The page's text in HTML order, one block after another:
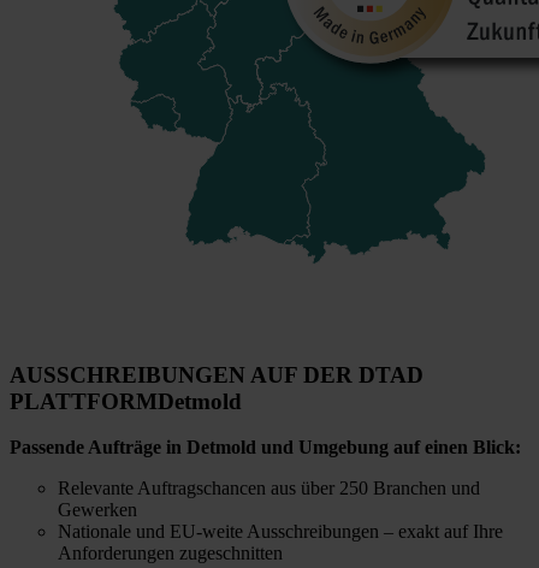
AUSSCHREIBUNGEN AUF DER DTAD
PLATTFORMDetmold
Passende Aufträge in Detmold und Umgebung auf einen Blick:
Relevante Auftragschancen aus über 250 Branchen und
Gewerken
Nationale und EU-weite Ausschreibungen – exakt auf Ihre
Anforderungen zugeschnitten